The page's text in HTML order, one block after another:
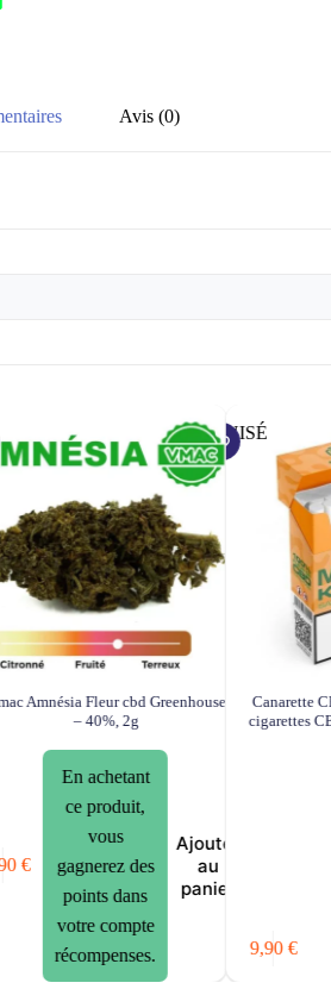
Avis (0)
Amnésia Fleur cbd Greenhouse
– 40%, 2g
€
En achetant
ce produit,
vous
gagnerez des
points dans
votre compte
récompenses.
Ajouter
au
panier
ÉPUISÉ
Canarette
cigarettes
9,90 €